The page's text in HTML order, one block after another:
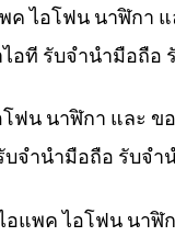
ไอโฟน นาฬิกา
อที รับจำนำมือถื
ฟน นาฬิกา และ ข
จำนำมือถือ รับจ
แพค ไอโฟน นาฬิ